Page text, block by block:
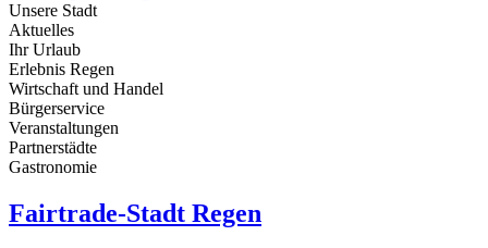
Unsere Stadt
Aktuelles
Ihr Urlaub
Erlebnis Regen
Wirtschaft und Handel
Bürgerservice
Veranstaltungen
Partnerstädte
Gastronomie
Fairtrade-Stadt Regen